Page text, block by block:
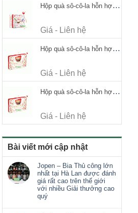
Hộp quà sô-cô-la hỗn hợp Merci Petits Chocolate Collection 125g thiếc
Giá - Liên hệ
Hộp quà sô-cô-la hỗn hợp Merci Finest Selection 250g thiếc
Giá - Liên hệ
Hộp quà sô-cô-la hỗn hợp Merci Finest Selection 250g thiếc
Giá - Liên hệ
Bài viết mới cập nhật
Jopen – Bia Thủ công lớn
nhất tại Hà Lan được đánh
giá rất cao trên thế giới
với nhiều Giải thưởng cao
quý